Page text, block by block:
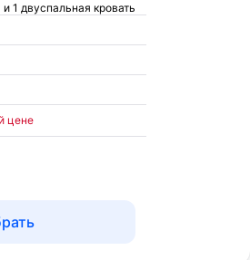
1 двуспальная кровать
цене